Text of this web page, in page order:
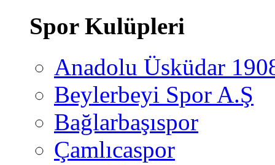
Spor Kulüpleri
Anadolu Üsküdar
Beylerbeyi Spor A.Ş
Bağlarbaşıspor
Çamlıcaspor